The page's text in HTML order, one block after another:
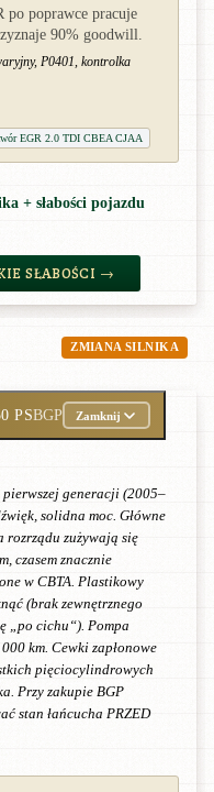
poprawce pracuje
90% goodwill.
P0401, kontrolka
EGR 2.0 TDI CBEA CJAA
+ słabości pojazdu
SŁABOŚCI →
ZMIANA SILNIKA
PSBGP Zamknij
generacji (2005–
solidna moc. Główne
rozrządu zużywają się
czasem znacznie
w CBTA. Plastikowy
(brak zewnętrznego
„po cichu“). Pompa
km. Cewki zapłonowe
pięciocylindrowych
Przy zakupie BGP
stan łańcucha PRZED